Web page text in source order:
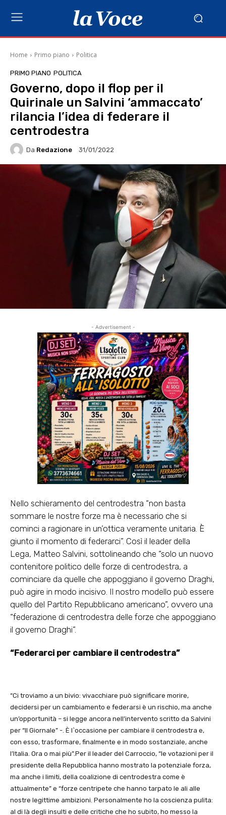
Home Primo piano Politica
PRIMO PIANO POLITICA
Governo, dopo il flop per il
Quirinale un Salvini ‘ammaccato’
rilancia l’idea di federare il
centrodestra
Da Redazione 31/01/2022
- Advertisement -
Nello schieramento del centrodestra “non basta
sommare le nostre forze ma è necessario che si
cominci a ragionare in un’ottica veramente unitaria. È
giunto il momento di federarci”. Così il leader della
Lega, Matteo Salvini, sottolineando che “solo un nuovo
contenitore politico delle forze di centrodestra, a
cominciare da quelle che appoggiano il governo Draghi,
può agire in modo incisivo. Il nostro modello può essere
quello del Partito Repubblicano americano”, ovvero una
“federazione di centrodestra delle forze che appoggiano
il governo Draghi”.
“Federarci per cambiare il centrodestra”
“Ci troviamo a un bivio: vivacchiare può significare morire,
decidersi per un cambiamento e federarsi è un rischio, ma anche
un’opportunità – si legge ancora nell’intervento scritto da Salvini
per “Il Giornale” -. È l`occasione per cambiare il centrodestra e,
con esso, trasformare, finalmente e in modo sostanziale, anche
l’Italia. Ora o mai più”.Per il leader del Carroccio, “le votazioni per il
presidente della Repubblica hanno mostrato la potenziale forza,
ma anche i limiti, della coalizione di centrodestra come è
attualmente” e “forze centripete che hanno tarpato le ali alle
nostre legittime ambizioni. Personalmente ho la coscienza pulita:
al di là degli insulti e delle critiche che ho subito, ho messo la